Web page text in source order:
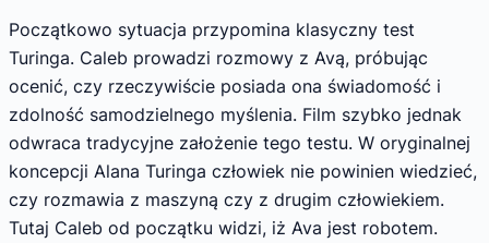
Początkowo sytuacja przypomina klasyczny test
Turinga. Caleb prowadzi rozmowy z Avą, próbując
ocenić, czy rzeczywiście posiada ona świadomość i
zdolność samodzielnego myślenia. Film szybko jednak
odwraca tradycyjne założenie tego testu. W oryginalnej
koncepcji Alana Turinga człowiek nie powinien wiedzieć,
czy rozmawia z maszyną czy z drugim człowiekiem.
Tutaj Caleb od początku widzi, iż Ava jest robotem.